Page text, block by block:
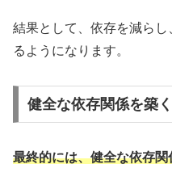
結果として、依存を減ら
るようになります。
健全な依存関係を築く
最終的には、健全な依存